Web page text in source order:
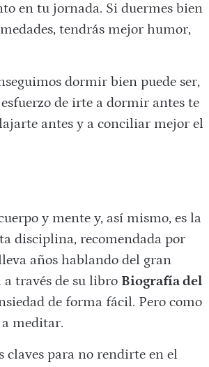
en tu jornada. Si duermes bien
tendrás mejor humor,
dormir bien puede ser,
de irte a dormir antes te
antes y a conciliar mejor el
y mente y, así mismo, es la
disciplina, recomendada por
años hablando del gran
través de su libro Biografía del
de forma fácil. Pero como
meditar.
claves para no rendirte en el